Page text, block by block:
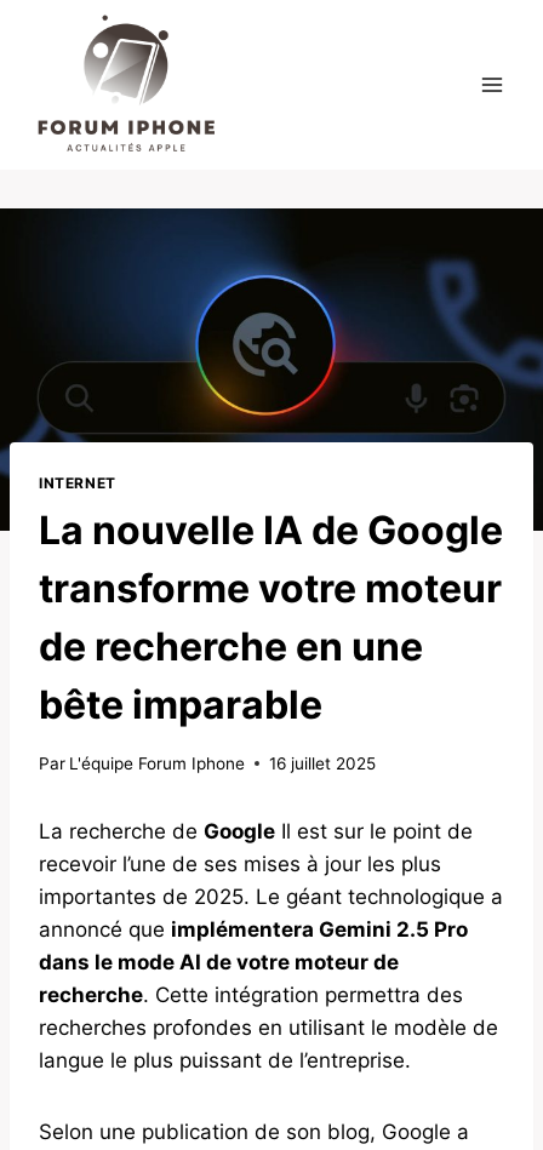
INTERNET
La nouvelle IA de Google
transforme votre moteur
de recherche en une
bête imparable
Par L'équipe Forum Iphone 16 juillet 2025
La recherche de Google Il est sur le point de
recevoir l’une de ses mises à jour les plus
importantes de 2025. Le géant technologique a
annoncé que implémentera Gemini 2.5 Pro
dans le mode AI de votre moteur de
recherche. Cette intégration permettra des
recherches profondes en utilisant le modèle de
langue le plus puissant de l’entreprise.
Selon une publication de son blog, Google a